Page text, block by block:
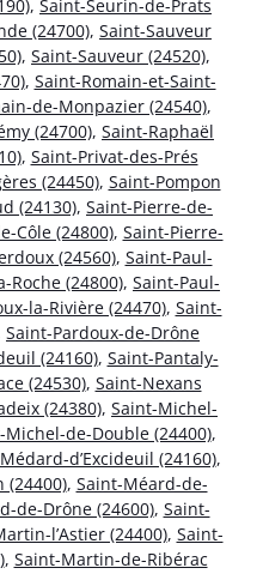
, Saint-Seurin-de-Prats
(24700), Saint-Sauveur
, Saint-Sauveur (24520),
, Saint-Romain-et-Saint-
de-Monpazier (24540),
(24700), Saint-Raphaël
, Saint-Privat-des-Prés
(24450), Saint-Pompon
(24130), Saint-Pierre-de-
Côle (24800), Saint-Pierre-
(24560), Saint-Paul-
Roche (24800), Saint-Paul-
la-Rivière (24470), Saint-
Saint-Pardoux-de-Drône
(24160), Saint-Pantaly-
(24530), Saint-Nexans
(24380), Saint-Michel-
Michel-de-Double (24400),
d’Excideuil (24160),
, Saint-Méard-de-
de-Drône (24600), Saint-
l’Astier (24400), Saint-
, Saint-Martin-de-Ribérac